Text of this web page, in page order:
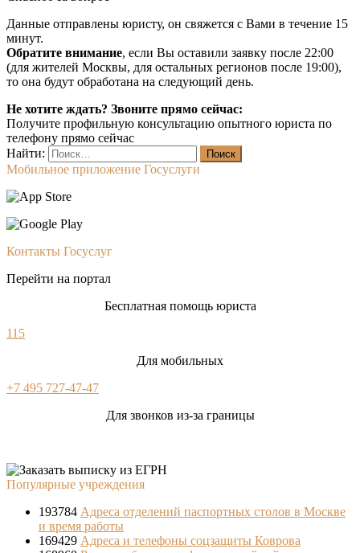
Данные отправлены юристу, он свяжется с Вами в течение 15
минут.
Обратите внимание, если Вы оставили заявку после 22:00
(для жителей Москвы, для остальных регионов после 19:00),
то она будут обработана на следующий день.
Не хотите ждать? Звоните прямо сейчас:
Получите профильную консультацию опытного юриста по
телефону прямо сейчас
Найти:
Мобильное приложение Госуслуги
Контакты Госуслуг
Перейти на портал
Бесплатная помощь юриста
115
Для мобильных
+7 495 727-47-47
Для звонков из-за границы
Популярные учреждения
193784 Адреса отделений паспортных столов в Москве
и время работы
169429 Адреса и телефоны соцзащиты Коврова